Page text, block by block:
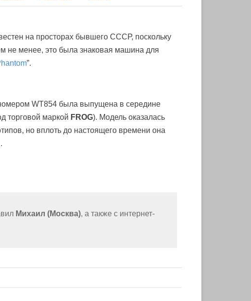
на просторах бывшего СССР, поскольку
не менее, это была знаковая машина для
”.
WT854 была выпущена в середине
торговой маркой FROG). Модель оказалась
но вплоть до настоящего времени она
Михаил (Москва), а также с интернет-